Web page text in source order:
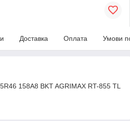
Доставка Оплата Умови
158A8 BKT AGRIMAX RT-855 TL